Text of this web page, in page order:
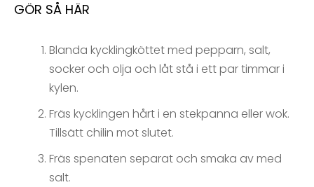
GÖR SÅ HÄR
Blanda kycklingköttet med pepparn, salt,
socker och olja och låt stå i ett par timmar i
kylen.
Fräs kycklingen hårt i en stekpanna eller wok.
Tillsätt chilin mot slutet.
Fräs spenaten separat och smaka av med
salt.